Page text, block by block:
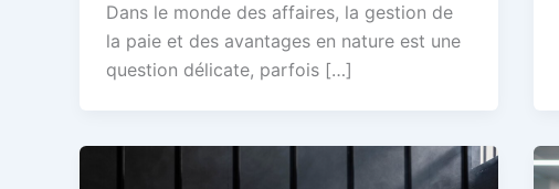
Dans le monde des affaires, la gestion de
la paie et des avantages en nature est une
question délicate, parfois […]